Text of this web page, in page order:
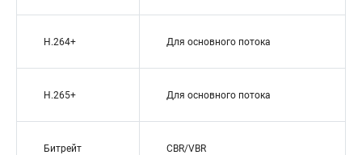
H.264+ Для основного потока
H.265+ Для основного потока
Битрейт CBR/VBR